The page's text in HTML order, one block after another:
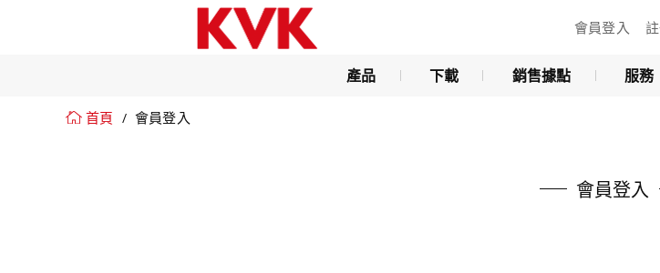
會員登入
產品 下載 銷售據點 服務
首頁 會員登入
會員登入